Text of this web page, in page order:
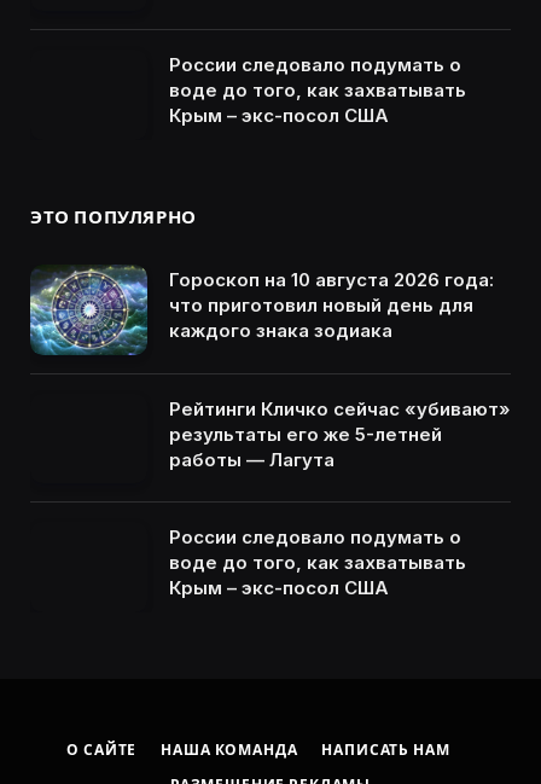
России следовало подумать о
воде до того, как захватывать
Крым – экс-посол США
ЭТО ПОПУЛЯРНО
Гороскоп на 10 августа 2026 года:
что приготовил новый день для
каждого знака зодиака
Рейтинги Кличко сейчас «убивают»
результаты его же 5-летней
работы — Лагута
России следовало подумать о
воде до того, как захватывать
Крым – экс-посол США
О САЙТЕ НАША КОМАНДА
НАПИСАТЬ НАМ